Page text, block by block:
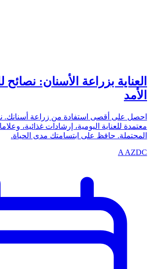
العناية بزراعة الأسنان: نصائح
الأمد
احصل على أقصى استفادة من زراعة أسنانك.
معتمدة للعناية اليومية، إرشادات غذائية،
المحتملة. حافظ على ابتسامتك مدى الحياة.
A AZDC